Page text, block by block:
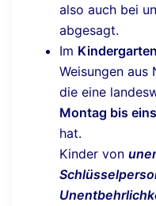
also auch bei
abgesagt.
Im Kindergarten
Weisungen aus
die eine
Montag bis
hat.
Kinder von